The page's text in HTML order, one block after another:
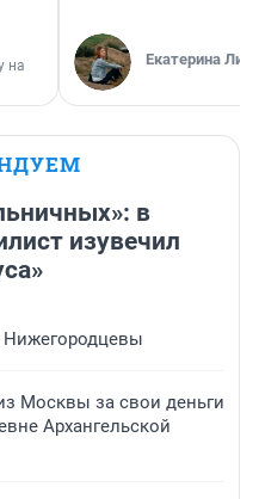
на
Екатерина
в
изувечил
Нижегородцевы
Москвы за свои деньги
Архангельской